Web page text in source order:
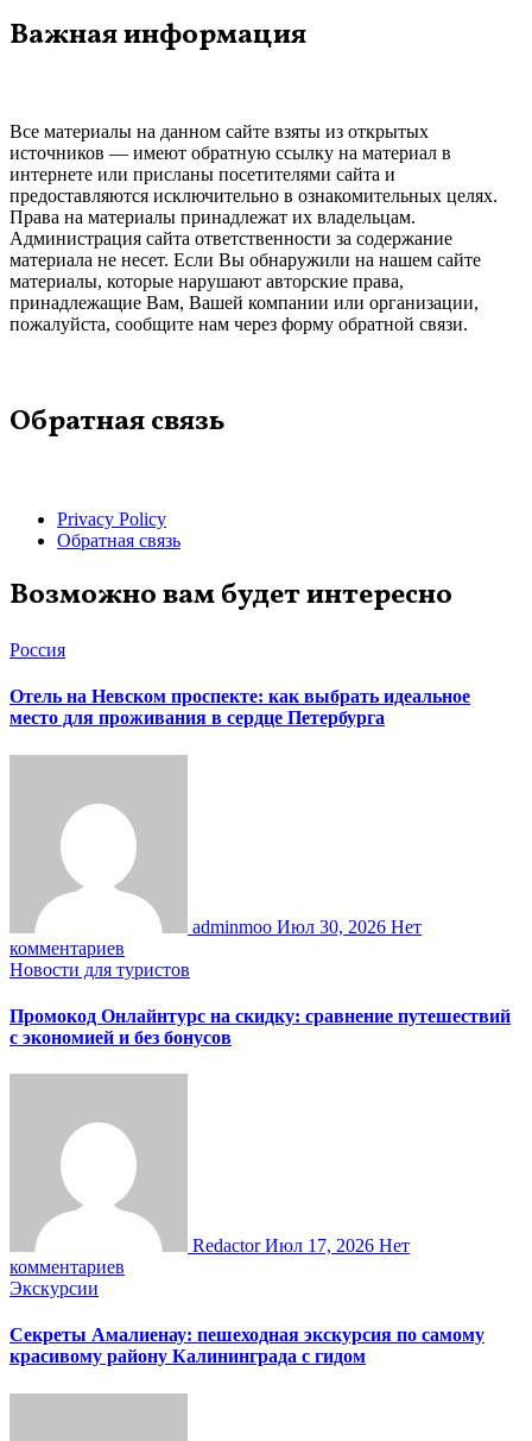
Важная информация
Все материалы на данном сайте взяты из открытых
источников — имеют обратную ссылку на материал в
интернете или присланы посетителями сайта и
предоставляются исключительно в ознакомительных целях.
Права на материалы принадлежат их владельцам.
Администрация сайта ответственности за содержание
материала не несет. Если Вы обнаружили на нашем сайте
материалы, которые нарушают авторские права,
принадлежащие Вам, Вашей компании или организации,
пожалуйста, сообщите нам через форму обратной связи.
Обратная связь
Privacy Policy
Обратная связь
Возможно вам будет интересно
Россия
Отель на Невском проспекте: как выбрать идеальное
место для проживания в сердце Петербурга
adminmoo Июл 30, 2026 Нет
комментариев
Новости для туристов
Промокод Онлайнтурс на скидку: сравнение путешествий
с экономией и без бонусов
RedactorИюл 17, 2026 Нет
комментариев
Экскурсии
Секреты Амалиенау: пешеходная экскурсия по самому
красивому району Калининграда с гидом